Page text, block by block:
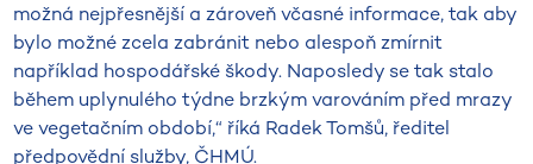
možná nejpřesnější a zároveň včasné informace, tak aby
bylo možné zcela zabránit nebo alespoň zmírnit
například hospodářské škody. Naposledy se tak stalo
během uplynulého týdne brzkým varováním před mrazy
ve vegetačním období,“ říká Radek Tomšů, ředitel
předpovědní služby, ČHMÚ.